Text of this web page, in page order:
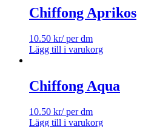
Chiffong Aprikos
10.50 kr/ per dm
Lägg till i varukorg
Chiffong Aqua
10.50 kr/ per dm
Lägg till i varukorg